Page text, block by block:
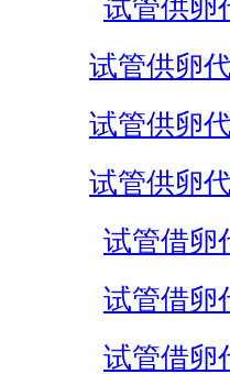
试管供卵
试管供卵
试管供卵
试管供卵
试管借卵
试管借卵
试管借卵